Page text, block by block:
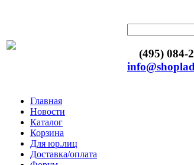
(495)
Главная
Новости
Каталог
Корзина
Для юр.лиц
Доставка/оплата